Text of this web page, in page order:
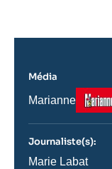
Média
Nom
journal,
ou
émission
Marianne
Logo
Journaliste(s):
Journaliste
Marie Labat